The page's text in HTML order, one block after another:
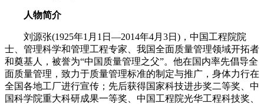
人物简介
刘源张(1925年1月1日—2014年4月3日)，中国工程院院
士、管理科学和管理工程专家、我国全面质量管理领域开拓者
和奠基人，被誉为“中国质量管理之父”。他在国内率先倡导全
面质量管理，致力于质量管理标准的制定与推广，身体力行在
全国各地工厂进行宣传；先后获得国家科技进步奖二等奖、中
国科学院重大科研成果一等奖、中国工程院光华工程科技奖、